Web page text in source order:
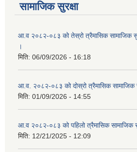
सामाजिक सुरक्षा
आ.व २०८२-०८३ को तेस्रो त्रैमासिक सामाजिक
।
मिति: 06/09/2026 - 16:18
आ.व. २०८२-०८३ को दोस्रो त्रैमासिक सामाजिक
मिति: 01/09/2026 - 14:55
आ.व २०८२-०८३ को पहिलो त्रैमासिक सामाजिक
मिति: 12/21/2025 - 12:09